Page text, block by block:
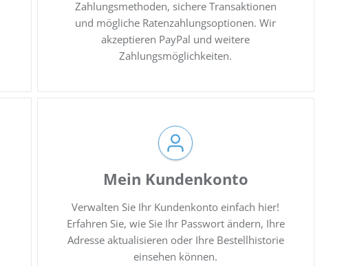
Zahlungsmethoden, sichere Transaktionen
und mögliche Ratenzahlungsoptionen. Wir
akzeptieren PayPal und weitere
Zahlungsmöglichkeiten.
Mein Kundenkonto
Verwalten Sie Ihr Kundenkonto einfach hier!
Erfahren Sie, wie Sie Ihr Passwort ändern, Ihre
Adresse aktualisieren oder Ihre Bestellhistorie
einsehen können.